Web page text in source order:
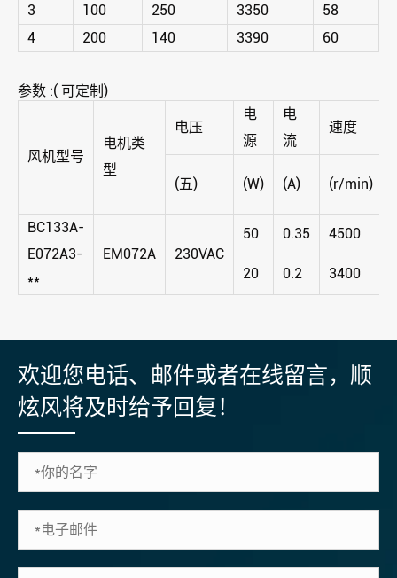
3
100 250 3350
58
4
200 140 3390 60
参数 :( 可定制)
风机型号
电机类
型
电压
电
源
电
流
速度
(五) (W) (A) (r/min)
BC133A-
E072A3-
**
EM072A 230VAC
50 0.35 4500
20 0.2 3400
欢迎您电话、邮件或者在线留言，顺
炫风将及时给予回复！